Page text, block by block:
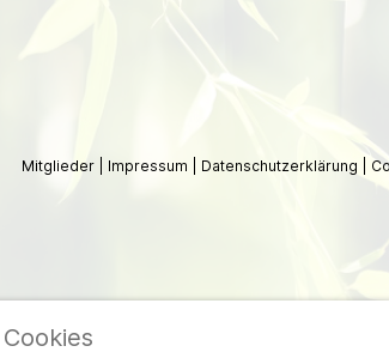
Mitglieder Impressum Datenschutzerklärung